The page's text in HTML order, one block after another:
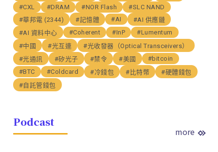
#CXL
#DRAM #NOR Flash
#SLC NAND
#華邦電 (2344)
#記憶體 #AI
#AI 供應鏈
#AI 資料中心
#Coherent #InP
#Lumentum
#中國
#光互連
#光收發器（Optical Transceivers）
#光通訊
#矽光子 #禁令 #美國
#bitcoin
#BTC
#Coldcard #冷錢包 #比特幣
#硬體錢包
#自託管錢包
Podcast
more